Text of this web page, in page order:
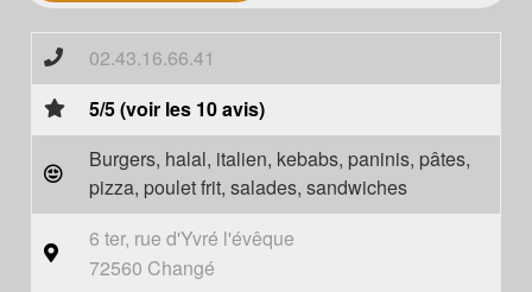
02.43.16.66.41
5/5 (voir les 10 avis)
Burgers, halal, italien, kebabs, paninis, pâtes,
pizza, poulet frit, salades, sandwiches
6 ter, rue d'Yvré l'évêque
72560 Changé